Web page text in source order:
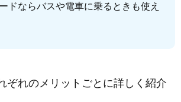
ドならバスや電車に乗るときも使え
ぞれのメリットごとに詳しく紹介